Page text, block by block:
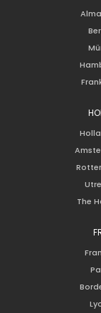
The